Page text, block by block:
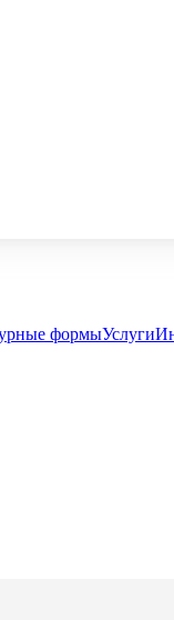
формыУслуги